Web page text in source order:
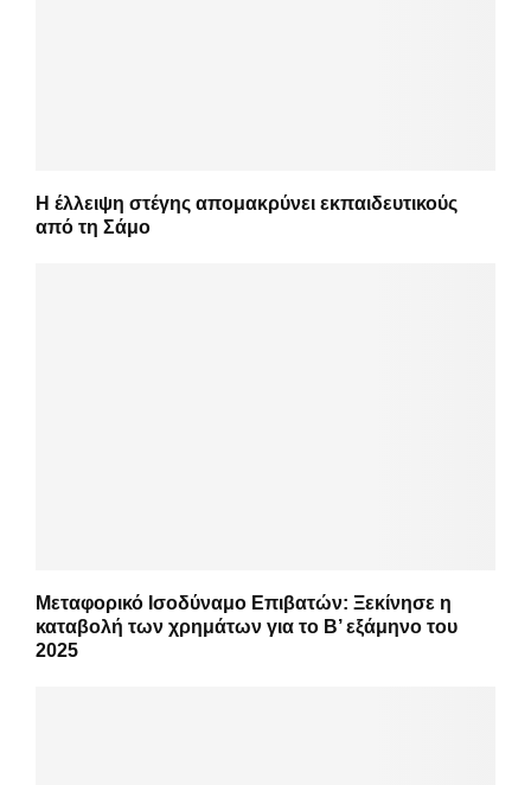
Η έλλειψη στέγης απομακρύνει εκπαιδευτικούς
από τη Σάμο
Μεταφορικό Ισοδύναμο Επιβατών: Ξεκίνησε η
καταβολή των χρημάτων για το Β’ εξάμηνο του
2025